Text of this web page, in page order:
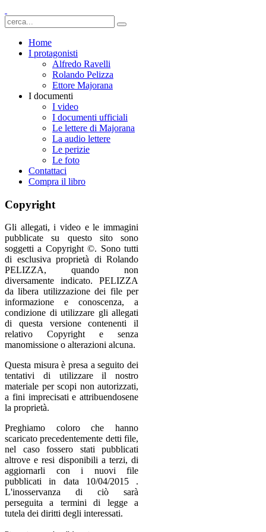
Home
I protagonisti
Alfredo Ravelli
Rolando Pelizza
Ettore Majorana
I documenti
I video
I documenti ufficiali
Le lettere di Majorana
La audio lettere
Le perizie
Le foto
Contattaci
Compra il libro
Copyright
Gli allegati, i video e le immagini
pubblicate su questo sito sono
soggetti a Copyright ©. Sono tutti
di esclusiva proprietà di Rolando
PELIZZA, quando non
diversamente indicato. PELIZZA
da libera utilizzazione dei file per
informazione e conoscenza, a
condizione di utilizzare gli allegati
di questa versione contenenti il
relativo Copyright e senza
manomissione o alterazioni alcuna.
Questa misura è presa a seguito dei
tentativi di utilizzare il nostro
materiale per scopi non autorizzati,
a fini imprecisati e attribuendosene
la proprietà.
Preghiamo coloro che hanno
scaricato precedentemente detti file,
nel caso fossero stati pubblicati
altrove e resi disponibili a terzi, di
aggiornarli con i nuovi file
pubblicati in data 10/04/2015 .
L'inosservanza di ciò sarà
perseguita a termini di legge a
tutela dei diritti degli interessati.